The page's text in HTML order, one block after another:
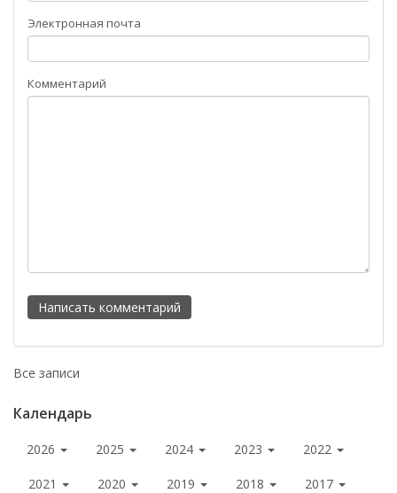
Электронная почта
Комментарий
Все записи
Календарь
2026 2025 2024 2023 2022
2021 2020 2019 2018 2017